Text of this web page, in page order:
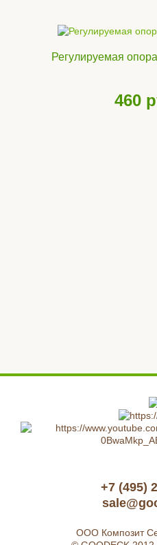
Регулируемая
460
+7 (495)
ООО Композит